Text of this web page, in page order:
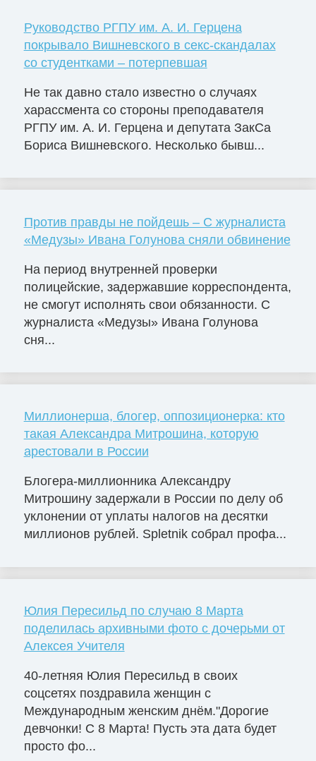
Руководство РГПУ им. А. И. Герцена
покрывало Вишневского в секс-скандалах
со студентками – потерпевшая
Не так давно стало известно о случаях
харассмента со стороны преподавателя
РГПУ им. А. И. Герцена и депутата ЗакСа
Бориса Вишневского. Несколько бывш...
Против правды не пойдешь – С журналиста
«Медузы» Ивана Голунова сняли обвинение
На период внутренней проверки
полицейские, задержавшие корреспондента,
не смогут исполнять свои обязанности. С
журналиста «Медузы» Ивана Голунова
сня...
Миллионерша, блогер, оппозиционерка: кто
такая Александра Митрошина, которую
арестовали в России
Блогера-миллионника Александру
Митрошину задержали в России по делу об
уклонении от уплаты налогов на десятки
миллионов рублей. Spletnik собрал профа...
Юлия Пересильд по случаю 8 Марта
поделилась архивными фото с дочерьми от
Алексея Учителя
40-летняя Юлия Пересильд в своих
соцсетях поздравила женщин с
Международным женским днём."Дорогие
девчонки! С 8 Марта! Пусть эта дата будет
просто фо...